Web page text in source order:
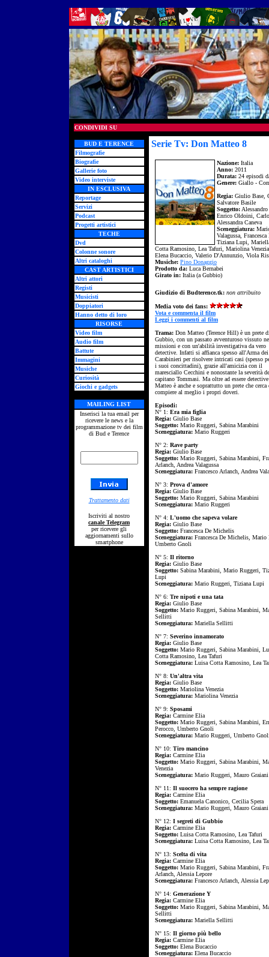
CONDIVIDI SU
BUD E TERENCE
Filmografie
Biografie
Gallerie foto
Video interviste
IN ESCLUSIVA
Reportage
Servizi
Podcast
Progetti artistici
TECHE
Dvd
Colonne sonore
Altri cataloghi
CAST ARTISTICI
Altri attori
Registi
Musicisti
Doppiatori
Hanno detto di loro
RISORSE
Video film
Audio film
Battute
Immagini
Musiche
Curiosità
Giochi e gadgets
MAILING LIST
Inserisci la tua email per
ricevere le news e la
programmazione tv dei film
di Bud e Terence
Trattamento dati
Iscriviti al nostro
canale Telegram
per ricevere gli
aggiornamenti sullo
smartphone
Serie Tv: Don Matteo 8
Nazione: Italia
Anno: 2011
Durata: 24 episodi
Genere: Giallo -
Regia: Giulio Base,
Salvatore Basile
Soggetto:
Enrico Oldoini, Carlo
Alessandra Caneva
Sceneggiatura:
Valagussa,
Tiziana Lupi,
Cotta Ramosino, Lea Tafuri, Mariolina
Elena Bucaccio, Valerio D'Annunzio, Viola
Musiche: Pino Donaggio
Prodotto da: Luca Bernabei
Girato in: Italia (a Gubbio)
Giudizio di Budterence.tk: non attribuito
Media voto dei fans:
Vota e commenta il film
Leggi i commenti al film
Trama: Don Matteo (Terence Hill) è un prete
Gubbio, con un passato avventuroso vissuto
missioni e con un'abilità investigativa da vero
detective. Infatti si affianca spesso all'Arma dei
Carabinieri per risolvere intricati casi (spesso
i suoi concittadini), grazie all'amicizia con il
maresciallo Cecchini e nonostante la severità
capitano Tommasi. Ma oltre ad essere
Matteo è anche e soprattutto un prete che cerca
compiere al meglio i propri doveri.
Episodi:
N° 1: Era mia figlia
Regia: Giulio Base
Soggetto: Mario Ruggeri, Sabina Marabini
Sceneggiatura: Mario Ruggeri
N° 2: Rave party
Regia: Giulio Base
Soggetto: Mario Ruggeri, Sabina Marabini,
Arlanch, Andrea Valagussa
Sceneggiatura: Francesco Arlanch, Andrea
N° 3: Prova d'amore
Regia: Giulio Base
Soggetto: Mario Ruggeri, Sabina Marabini
Sceneggiatura: Mario Ruggeri
N° 4: L'uomo che sapeva volare
Regia: Giulio Base
Soggetto: Francesca De Michelis
Sceneggiatura: Francesca De Michelis, Mario
Umberto Gnoli
N° 5: Il ritorno
Regia: Giulio Base
Soggetto: Sabina Marabini, Mario Ruggeri,
Lupi
Sceneggiatura: Mario Ruggeri, Tiziana Lupi
N° 6: Tre nipoti e una tata
Regia: Giulio Base
Soggetto: Mario Ruggeri, Sabina Marabini,
Sellitti
Sceneggiatura: Mariella Sellitti
N° 7: Severino innamorato
Regia: Giulio Base
Soggetto: Mario Ruggeri, Sabina Marabini,
Cotta Ramosino, Lea Tafuri
Sceneggiatura: Luisa Cotta Ramosino, Lea
N° 8: Un'altra vita
Regia: Giulio Base
Soggetto: Mariolina Venezia
Sceneggiatura: Mariolina Venezia
N° 9: Sposami
Regia: Carmine Elia
Soggetto: Mario Ruggeri, Sabina Marabini,
Perocco, Umberto Gnoli
Sceneggiatura: Mario Ruggeri, Umberto
N° 10: Tiro mancino
Regia: Carmine Elia
Soggetto: Mario Ruggeri, Sabina Marabini,
Venezia
Sceneggiatura: Mario Ruggeri, Mauro Graiani
N° 11: Il suocero ha sempre ragione
Regia: Carmine Elia
Soggetto: Emanuela Canonico, Cecilia Spera
Sceneggiatura: Mario Ruggeri, Mauro Graiani
N° 12: I segreti di Gubbio
Regia: Carmine Elia
Soggetto: Luisa Cotta Ramosino, Lea Tafuri
Sceneggiatura: Luisa Cotta Ramosino, Lea
N° 13: Scelta di vita
Regia: Carmine Elia
Soggetto: Mario Ruggeri, Sabina Marabini,
Arlanch, Alessia Lepore
Sceneggiatura: Francesco Arlanch, Alessia
N° 14: Generazione Y
Regia: Carmine Elia
Soggetto: Mario Ruggeri, Sabina Marabini,
Sellitti
Sceneggiatura: Mariella Sellitti
N° 15: Il giorno più bello
Regia: Carmine Elia
Soggetto: Elena Bucaccio
Sceneggiatura: Elena Bucaccio